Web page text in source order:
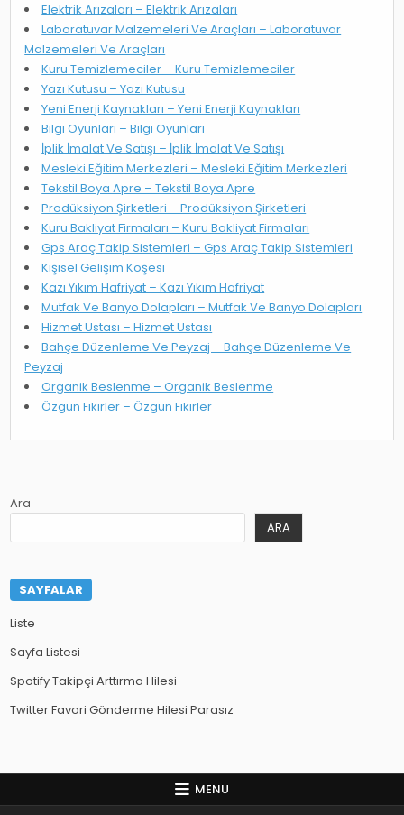
Elektrik Arızaları – Elektrik Arızaları
Laboratuvar Malzemeleri Ve Araçları – Laboratuvar
Malzemeleri Ve Araçları
Kuru Temizlemeciler – Kuru Temizlemeciler
Yazı Kutusu – Yazı Kutusu
Yeni Enerji Kaynakları – Yeni Enerji Kaynakları
Bilgi Oyunları – Bilgi Oyunları
İplik İmalat Ve Satışı – İplik İmalat Ve Satışı
Mesleki Eğitim Merkezleri – Mesleki Eğitim Merkezleri
Tekstil Boya Apre – Tekstil Boya Apre
Prodüksiyon Şirketleri – Prodüksiyon Şirketleri
Kuru Bakliyat Firmaları – Kuru Bakliyat Firmaları
Gps Araç Takip Sistemleri – Gps Araç Takip Sistemleri
Kişisel Gelişim Köşesi
Kazı Yıkım Hafriyat – Kazı Yıkım Hafriyat
Mutfak Ve Banyo Dolapları – Mutfak Ve Banyo Dolapları
Hizmet Ustası – Hizmet Ustası
Bahçe Düzenleme Ve Peyzaj – Bahçe Düzenleme Ve
Peyzaj
Organik Beslenme – Organik Beslenme
Özgün Fikirler – Özgün Fikirler
Ara
ARA
SAYFALAR
Liste
Sayfa Listesi
Spotify Takipçi Arttırma Hilesi
Twitter Favori Gönderme Hilesi Parasız
MENU